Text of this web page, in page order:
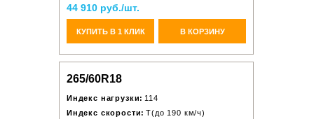
44 910 руб./шт.
КУПИТЬ В 1 КЛИК В КОРЗИНУ
265/60R18
Индекс нагрузки: 114
Индекс скорости: T(до 190 км/ч)